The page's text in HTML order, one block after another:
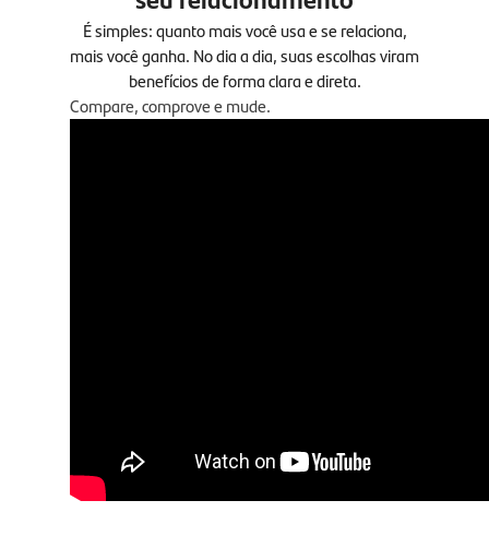
É simples: quanto mais você usa e se relaciona,
mais você ganha. No dia a dia, suas escolhas viram
benefícios de forma clara e direta.
Compare, comprove e mude.